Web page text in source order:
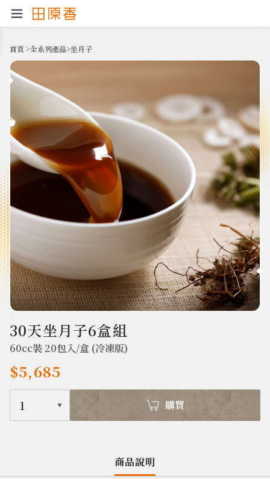
首頁>全系列產品>坐月子
30天坐月子6盒組
60cc裝 20包入/盒 (冷凍版)
$5,685
1 購買
商品說明